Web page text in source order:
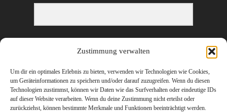
Zustimmung verwalten
Um dir ein optimales Erlebnis zu bieten, verwenden wir Technologien wie Cookies,
um Geräteinformationen zu speichern und/oder darauf zuzugreifen. Wenn du diesen
Technologien zustimmst, können wir Daten wie das Surfverhalten oder eindeutige IDs
auf dieser Website verarbeiten. Wenn du deine Zustimmung nicht erteilst oder
zurückziehst, können bestimmte Merkmale und Funktionen beeinträchtigt werden.
E-Mail-Adresse
ANMELDEN